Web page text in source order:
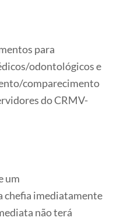
para
odontológicos e
comparecimento
do CRMV-
um
chefia imediatamente
não terá